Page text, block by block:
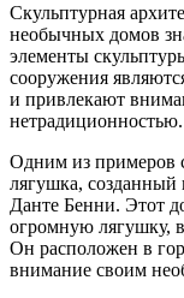
Скульптурная
необычных домов
элементы
сооружения
и привлекают
нетрадиционностью.
Одним из примеров
лягушка, созданный
Данте Бенни. Этот
огромную лягушку,
Он расположен в
внимание своим